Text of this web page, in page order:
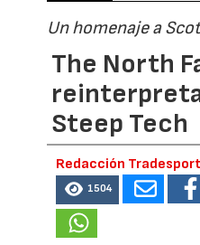
Un homenaje a
The North
Steep Tech
Redacción Tradesport
1504